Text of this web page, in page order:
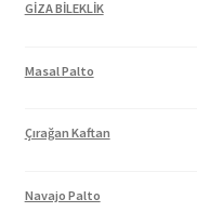
GİZA BİLEKLİK
Masal Palto
Çırağan Kaftan
Navajo Palto